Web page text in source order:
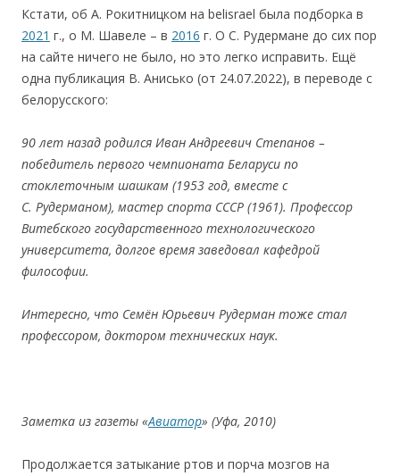
Кстати, об А. Рокитницком на belisrael была подборка в
2021 г., о М. Шавеле – в 2016 г. О С. Рудермане до сих пор
на сайте ничего не было, но это легко исправить. Ещё
одна публикация В. Анисько (от 24.07.2022), в переводе с
белорусского:
90 лет назад родился Иван Андреевич Степанов –
победитель первого чемпионата Беларуси по
стоклеточным шашкам (1953 год, вместе с
С. Рудерманом), мастер спорта СССР (1961). Профессор
Витебского государственного технологического
университета, долгое время заведовал кафедрой
философии.
Интересно, что Семён Юрьевич Рудерман тоже стал
профессором, доктором технических наук.
Заметкa из газеты «Авиатор» (Уфа, 2010)
Продолжается затыкание ртов и порча мозгов на